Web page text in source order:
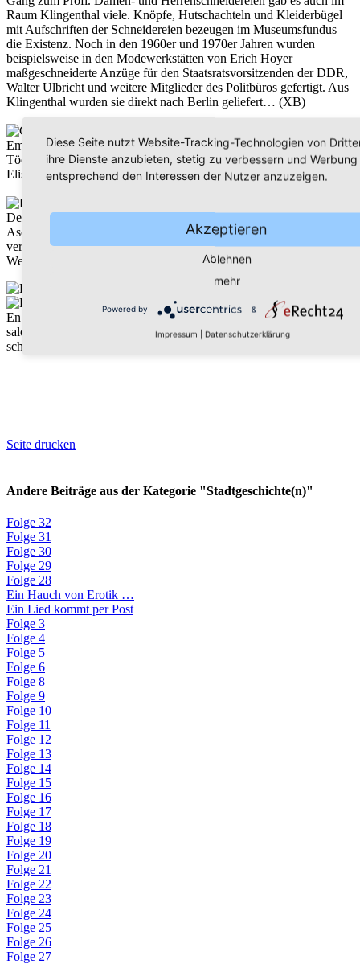
Raum Klingenthal viele. Knöpfe, Hutschachteln und Kleiderbügel
mit Aufschriften der Schneidereien bezeugen im Museumsfundus
die Existenz. Noch in den 1960er und 1970er Jahren wurden
beispielsweise in den Modewerkstätten von Erich Hoyer
maßgeschneiderte Anzüge für den Staatsratsvorsitzenden der DDR,
Walter Ulbricht und weitere Mitglieder des Politbüros gefertigt. Aus
Klingenthal wurden sie direkt nach Berlin geliefert… (XB)
Emanzipiert um 1920: Im Dr. Giers-Haus schwelgten auch die
Töchter des Sanitätsrats Dr. med. Otto Giers, Magarethe und
Elisabeth zwischen Jugendstil und Art déco.
Dekadent: 1935 entstand dieses Foto in einem Haus auf dem
Aschberg: Mit Hosenanzug und einer Zigarette in der Hand
verkörpert diese junge Frau den genussreichen Verfall alter
Wertvorstellungen.
En vogue: Das Klingende Tal als Kulisse für international
salonfähige Mode in den 1970ern: Geschneidert werden mussten die
schicken Kleidungsstücke aus der „PRAMO“ allerdings selbst.
Seite drucken
Andere Beiträge aus der Kategorie "Stadtgeschichte(n)"
Folge 32
Folge 31
Folge 30
Folge 29
Folge 28
Ein Hauch von Erotik …
Ein Lied kommt per Post
Folge 3
Folge 4
Folge 5
Folge 6
Folge 8
Folge 9
Folge 10
Folge 11
Folge 12
Folge 13
Folge 14
Folge 15
Folge 16
Folge 17
Folge 18
Folge 19
Folge 20
Folge 21
Folge 22
Folge 23
Folge 24
Folge 25
Folge 26
Folge 27
Diese Seite nutzt Website-Tracking-Technologien von
ihre Dienste anzubieten, stetig zu verbessern und Werbung
entsprechend den Interessen der Nutzer anzuzeigen.
Akzeptieren
Ablehnen
mehr
Powered by &
Impressum Datenschutzerklärung